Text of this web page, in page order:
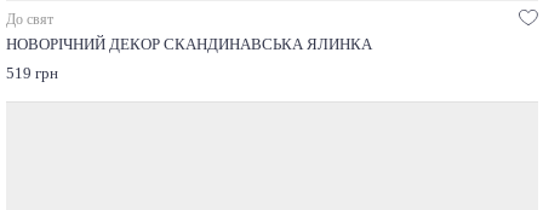
До свят
НОВОРІЧНИЙ ДЕКОР СКАНДИНАВСЬКА ЯЛИНКА
519 грн